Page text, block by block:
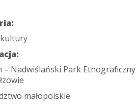
– Nadwiślański Park Etnograficzny
małopolskie